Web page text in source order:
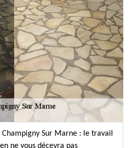
Sur Marne : le travail
ne vous décevra pas